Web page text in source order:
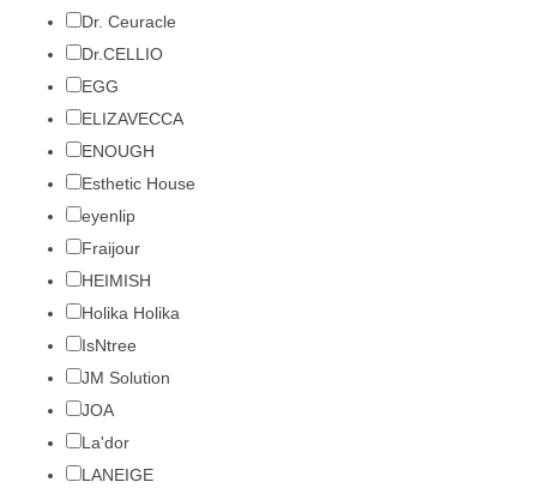
Dr. Ceuracle
Dr.CELLIO
EGG
ELIZAVECCA
ENOUGH
Esthetic House
eyenlip
Fraijour
HEIMISH
Holika Holika
IsNtree
JM Solution
JOA
La'dor
LANEIGE